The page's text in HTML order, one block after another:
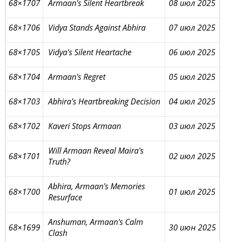
68×1707 Armaan's Silent Heartbreak 08 июл 2025
68×1706 Vidya Stands Against Abhira 07 июл 2025
68×1705 Vidya's Silent Heartache 06 июл 2025
68×1704 Armaan's Regret 05 июл 2025
68×1703 Abhira's Heartbreaking Decision 04 июл 2025
68×1702 Kaveri Stops Armaan 03 июл 2025
68×1701
Will Armaan Reveal Maira's
Truth?
02 июл 2025
68×1700
Abhira, Armaan's Memories
Resurface
01 июл 2025
68×1699
Anshuman, Armaan's Calm
Clash
30 июн 2025